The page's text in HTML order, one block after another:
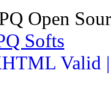
Open
Softs
Valid